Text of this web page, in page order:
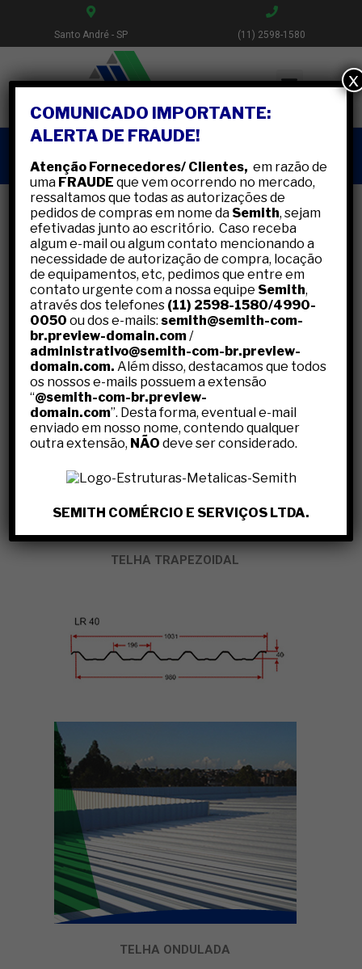
Santo André - SP (11) 2598-1580
Experiência em
Telhados Metálicos de
médio e grande porte!
Com experiência desde 1996, aSEMITHrealiza os
seguintes serviços paraTelhados Metálicos
Montagem deTelhados Metálicos
Reforma deTelhados Metálicos
TELHA TRAPEZOIDAL
TELHA ONDULADA
COMUNICADO IMPORTANTE:
ALERTA DE FRAUDE!
Atenção Fornecedores/ Clientes, em razão de
uma FRAUDE que vem ocorrendo no mercado,
ressaltamos que todas as autorizações de
pedidos de compras em nome da Semith, sejam
efetivadas junto ao escritório. Caso receba
algum e-mail ou algum contato mencionando a
necessidade de autorização de compra, locação
de equipamentos, etc, pedimos que entre em
contato urgente com a nossa equipe Semith,
através dos telefones (11) 2598-1580/4990-
0050 ou dos e-mails:semith@semith-com-
br.preview-domain.com/
administrativo@semith-com-br.preview-
domain.com.Além disso, destacamos que todos
os nossos e-mails possuem a extensão
“@semith-com-br.preview-
domain.com”. Desta forma, eventual e-mail
enviado em nosso nome, contendo qualquer
outra extensão, NÃO deve ser considerado.
SEMITH COMÉRCIO E SERVIÇOS LTDA.
x